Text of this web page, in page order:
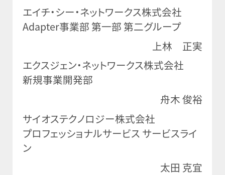
エイチ・シー・ネットワークス株式会社
Adapter事業部 第一部 第二グループ
上林 正実
エクスジェン・ネットワークス株式会社
新規事業開発部
舟木 俊裕
サイオステクノロジー株式会社
プロフェッショナルサービス サービスライ
ン
太田 克宜